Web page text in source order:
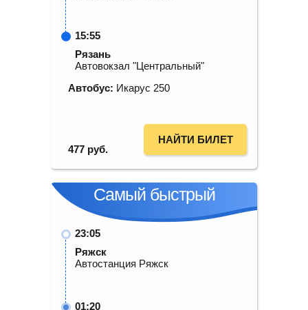
15:55
Рязань
Автовокзал "Центральный"
Автобус: Икарус 250
477 руб.
НАЙТИ БИЛЕТ
Самый быстрый
23:05
Ряжск
Автостанция Ряжск
01:20